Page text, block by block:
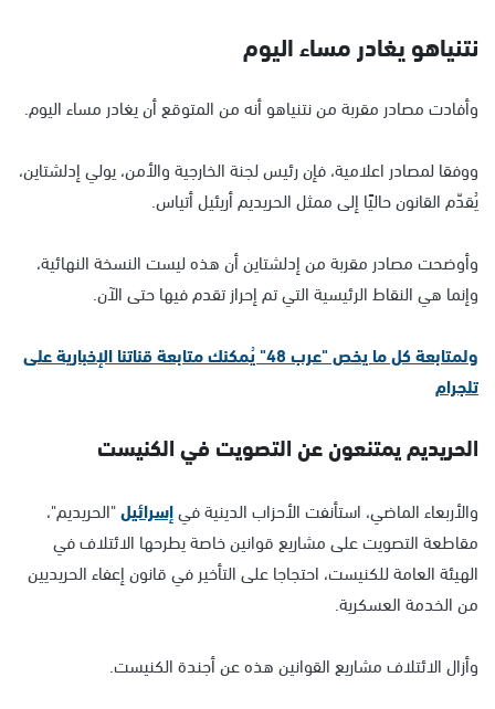
نتنياهو يغادر مساء اليوم
وأفادت مصادر مقربة من نتنياهو أنه من المتوقع أن يغادر مساء اليوم.
ووفقا لمصادر اعلامية، فإن رئيس لجنة الخارجية والأمن، يولي إدلشتاين،
يُقدّم القانون حاليًا إلى ممثل الحريديم أريئيل أتياس.
وأوضحت مصادر مقربة من إدلشتاين أن هذه ليست النسخة النهائية،
وإنما هي النقاط الرئيسية التي تم إحراز تقدم فيها حتى الآن.
ولمتابعة كل ما يخص "عرب 48" يُمكنك متابعة قناتنا الإخبارية على
تلجرام
الحريديم يمتنعون عن التصويت في الكنيست
والأربعاء الماضي، استأنفت الأحزاب الدينية فيإسرائيل"الحريديم"،
مقاطعة التصويت على مشاريع قوانين خاصة يطرحها الائتلاف في
الهيئة العامة للكنيست، احتجاجا على التأخير في قانون إعفاء الحريديين
من الخدمة العسكرية.
وأزال الائتلاف مشاريع القوانين هذه عن أجندة الكنيست.